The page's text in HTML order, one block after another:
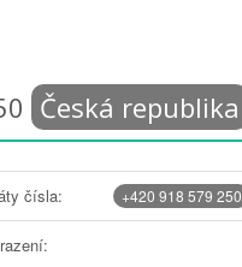
Česká republika
+420 918 579 250
čísla: